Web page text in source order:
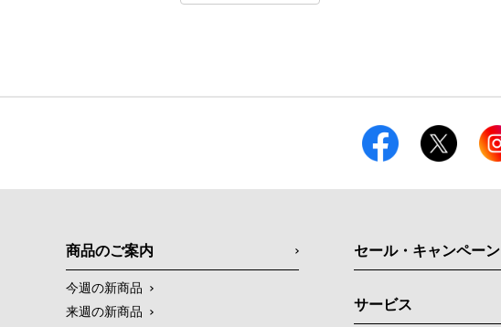
商品のご案内
今週の新商品
来週の新商品
セール・キャンペーン
サービス